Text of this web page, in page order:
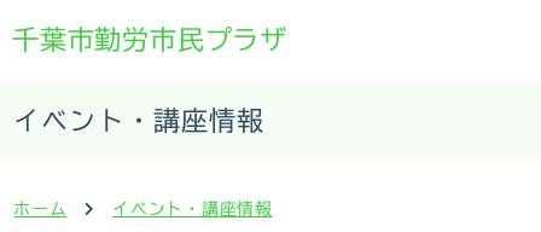
千葉市勤労市民プラザ
イベント・講座情報
ホーム
イベント・講座情報